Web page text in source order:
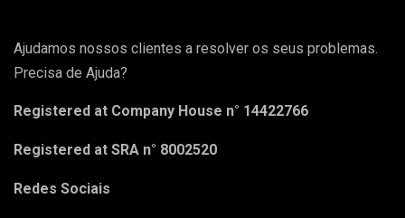
Ajudamos nossos clientes a resolver os seus problemas.
Precisa de Ajuda?
Registered at Company House n° 14422766
Registered at SRA n° 8002520
Redes Sociais